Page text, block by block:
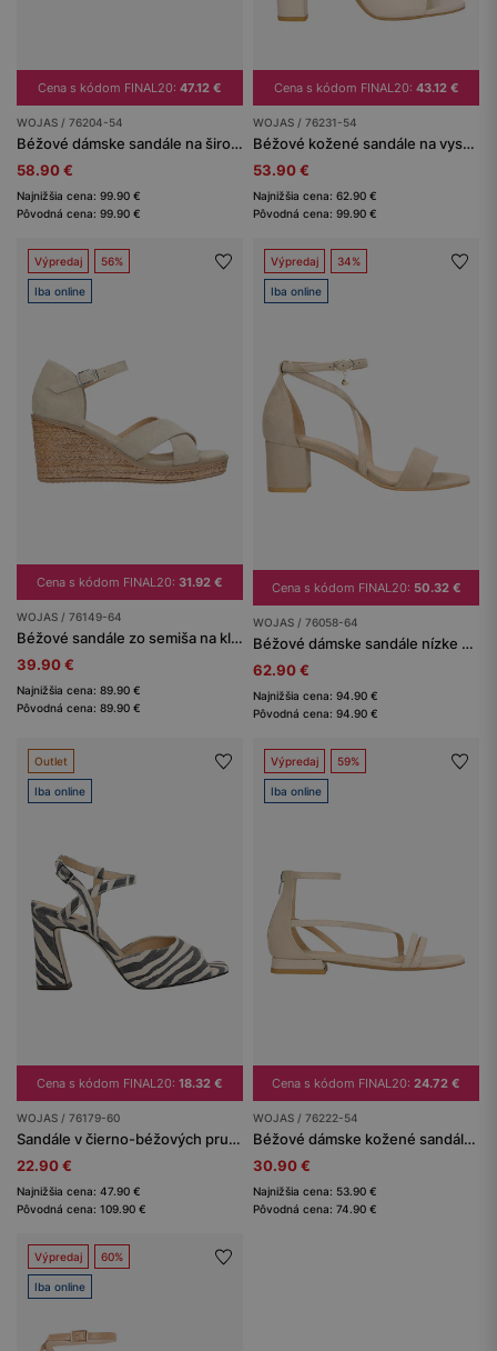
Cena s kódom FINAL20: 47.12 €
WOJAS / 76204-54
Béžové dámske sandále na širokom opätku
58.90 €
Najnižšia cena: 99.90 €
Pôvodná cena: 99.90 €
Cena s kódom FINAL20: 43.12 €
WOJAS / 76231-54
Béžové kožené sandále na vysokom opätku
53.90 €
Najnižšia cena: 62.90 €
Pôvodná cena: 99.90 €
Výpredaj 56%
Iba online
Cena s kódom FINAL20: 31.92 €
WOJAS / 76149-64
Béžové sandále zo semiša na kline
39.90 €
Najnižšia cena: 89.90 €
Pôvodná cena: 89.90 €
Výpredaj 34%
Iba online
Cena s kódom FINAL20: 50.32 €
WOJAS / 76058-64
Béžové dámske sandále nízke k ležérnym outfitom
62.90 €
Najnižšia cena: 94.90 €
Pôvodná cena: 94.90 €
Outlet
Iba online
Cena s kódom FINAL20: 18.32 €
WOJAS / 76179-60
Sandále v čierno-béžových pruhoch na širokom podpätku
22.90 €
Najnižšia cena: 47.90 €
Pôvodná cena: 109.90 €
Výpredaj 59%
Iba online
Cena s kódom FINAL20: 24.72 €
WOJAS / 76222-54
Béžové dámske kožené sandále na nízkom opätku
30.90 €
Najnižšia cena: 53.90 €
Pôvodná cena: 74.90 €
Výpredaj 60%
Iba online